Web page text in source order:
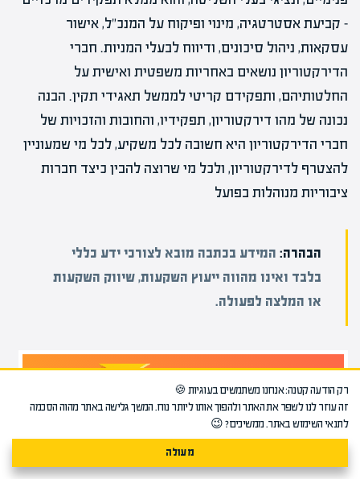
– קביעת אסטרטגיה, מינוי ופיקוח על המנכ"ל, אישור
עסקאות, ניהול סיכונים, ודיווח לבעלי המניות. חברי
הדירקטוריון נושאים באחריות משפטית ואישית על
החלטותיהם, ותפקידם קריטי לממשל תאגידי תקין. הבנה
נכונה של מהו דירקטוריון, תפקידיו, והחובות והזכויות של
חברי הדירקטוריון היא חשובה לכל משקיע, לכל מי שמעוניין
להצטרף לדירקטוריון, ולכל מי שרוצה להבין כיצד חברות
ציבוריות מנוהלות בפועל
הבהרה: המידע בכתבה מובא לצורכי ידע כללי
בלבד ואינו מהווה ייעוץ השקעות, שיווק השקעות
או המלצה לפעולה.
הקריירה החדשה שלך
מעבר לפינה!
רק הודעה קטנה: אנחנו משתמשים בעוגיות 🍪
זה עוזר לנו לשפר את האתר ולהפוך אותו ליותר נוח. המשך גלישה באתר מהוה הסכמה
לתנאי השימוש באתר. ממשיכים? 😉
מעולה